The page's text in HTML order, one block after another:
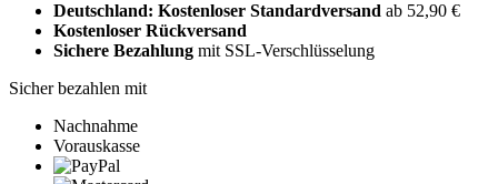
Deutschland: Kostenloser Standardversand ab 52,90 €
Kostenloser Rückversand
Sichere Bezahlung mit SSL-Verschlüsselung
Sicher bezahlen mit
Nachnahme
Vorauskasse